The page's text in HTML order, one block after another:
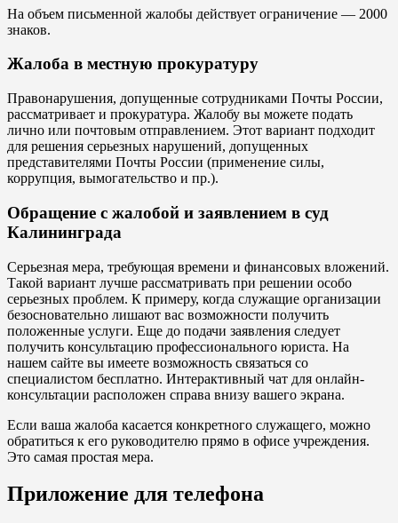
На объем письменной жалобы действует ограничение — 2000
знаков.
Жалоба в местную прокуратуру
Правонарушения, допущенные сотрудниками Почты России,
рассматривает и прокуратура. Жалобу вы можете подать
лично или почтовым отправлением. Этот вариант подходит
для решения серьезных нарушений, допущенных
представителями Почты России (применение силы,
коррупция, вымогательство и пр.).
Обращение с жалобой и заявлением в суд
Калининграда
Серьезная мера, требующая времени и финансовых вложений.
Такой вариант лучше рассматривать при решении особо
серьезных проблем. К примеру, когда служащие организации
безосновательно лишают вас возможности получить
положенные услуги. Еще до подачи заявления следует
получить консультацию профессионального юриста. На
нашем сайте вы имеете возможность связаться со
специалистом бесплатно. Интерактивный чат для онлайн-
консультации расположен справа внизу вашего экрана.
Если ваша жалоба касается конкретного служащего, можно
обратиться к его руководителю прямо в офисе учреждения.
Это самая простая мера.
Приложение для телефона